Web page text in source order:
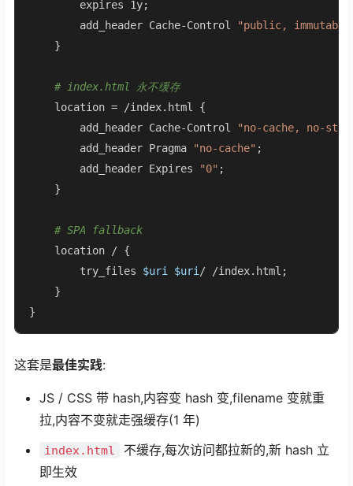
        expires 1y;
        add_header Cache-Control
"public,
    }
# index.html 永不缓存
    location = /index.html {
        add_header Cache-Control
"no-cache, no-
        add_header Pragma
"no-cache" ;
        add_header Expires
"0" ;
    }
# SPA fallback
    location / {
        try_files
$uri $uri / /index.html;
    }
}
这套是最佳实践:
JS / CSS 带 hash,内容变 hash 变,filename 变就重
拉,内容不变就走强缓存(1 年)
index.html
不缓存,每次访问都拉新的,新 hash 立
即生效